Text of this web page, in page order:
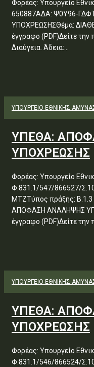
Φορέας: Υπουργείο
650887ΑΔΑ: Ψ0Υ96-
ΥΠΟΧΡΕΩΣΗΣΘέμα:
έγγραφο (PDF)Δείτε την
Διαύγεια. Άδεια:...
ΥΠΟΥΡΓΕΊΟ ΕΘΝΙΚΉΣ
ΥΠΕΘΑ:
ΥΠΟΧΡΕΩΣΗΣ
Φορέας: Υπουργείο
Φ.831.1/547/866527/
ΜΤΖΤύπος πράξης:
ΑΠΟΦΑΣΗ ΑΝΑΛΗΨΗΣ
έγγραφο (PDF)Δείτε την
ΥΠΟΥΡΓΕΊΟ ΕΘΝΙΚΉΣ
ΥΠΕΘΑ:
ΥΠΟΧΡΕΩΣΗΣ
Φορέας: Υπουργείο
Φ.831.1/546/866524/